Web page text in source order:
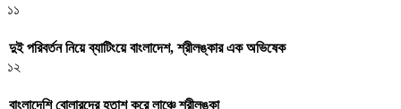
১১
দুই পরিবর্তন নিয়ে ব্যাটিংয়ে বাংলাদেশ, শ্রীলঙ্কার এক অভিষেক
১২
বাংলাদেশি বোলারদের হতাশ করে লাঞ্চে শ্রীলঙ্কা